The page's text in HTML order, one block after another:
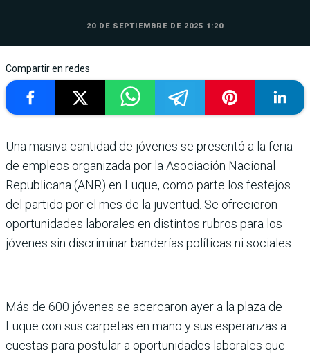
20 DE SEPTIEMBRE DE 2025 1:20
Compartir en redes
Una masiva cantidad de jóvenes se presentó a la feria
de empleos organizada por la Asociación Nacional
Republicana (ANR) en Luque, como parte los festejos
del partido por el mes de la juventud. Se ofrecieron
oportunidades laborales en distintos rubros para los
jóvenes sin discriminar banderías políticas ni sociales.
Más de 600 jóvenes se acercaron ayer a la plaza de
Luque con sus carpetas en mano y sus esperanzas a
cuestas para postular a oportunidades laborales que